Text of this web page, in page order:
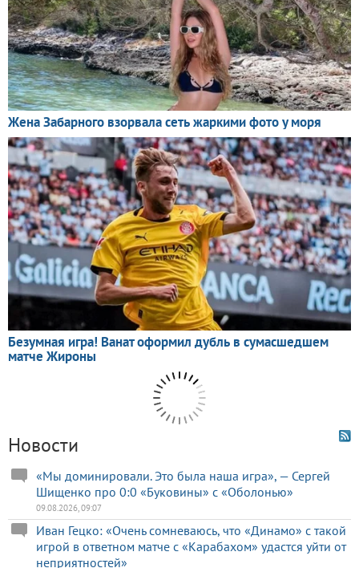
Новости
«Мы доминировали. Это была наша игра», — Сергей
Шищенко про 0:0 «Буковины» с «Оболонью»
09.08.2026, 09:07
Иван Гецко: «Очень сомневаюсь, что «Динамо» с такой
игрой в ответном матче с «Карабахом» удастся уйти от
неприятностей»